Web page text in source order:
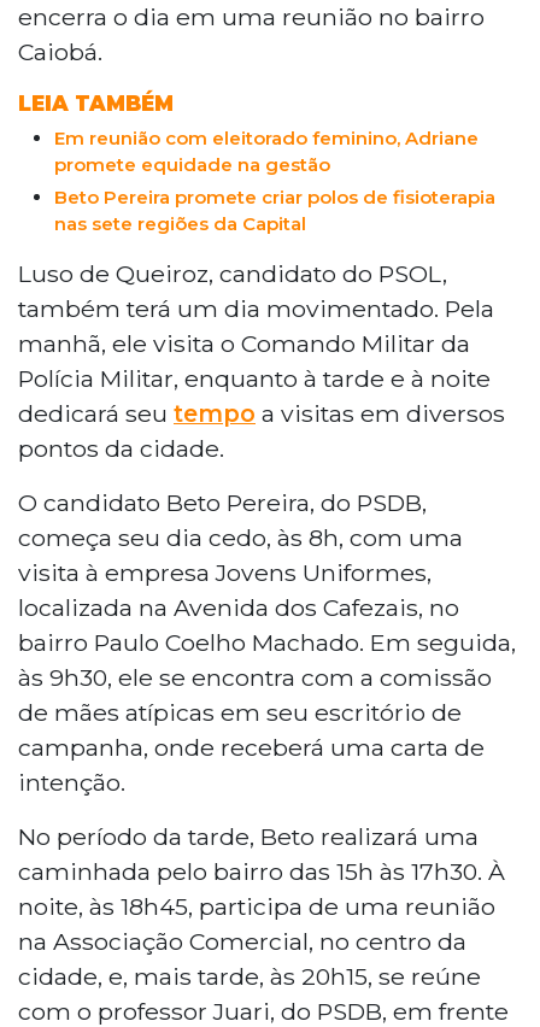
encerra o dia em uma reunião no bairro
Caiobá.
LEIA TAMBÉM
Em reunião com eleitorado feminino, Adriane
promete equidade na gestão
Beto Pereira promete criar polos de fisioterapia
nas sete regiões da Capital
Luso de Queiroz, candidato do PSOL,
também terá um dia movimentado. Pela
manhã, ele visita o Comando Militar da
Polícia Militar, enquanto à tarde e à noite
dedicará seu tempo a visitas em diversos
pontos da cidade.
O candidato Beto Pereira, do PSDB,
começa seu dia cedo, às 8h, com uma
visita à empresa Jovens Uniformes,
localizada na Avenida dos Cafezais, no
bairro Paulo Coelho Machado. Em seguida,
às 9h30, ele se encontra com a comissão
de mães atípicas em seu escritório de
campanha, onde receberá uma carta de
intenção.
No período da tarde, Beto realizará uma
caminhada pelo bairro das 15h às 17h30. À
noite, às 18h45, participa de uma reunião
na Associação Comercial, no centro da
cidade, e, mais tarde, às 20h15, se reúne
com o professor Juari, do PSDB, em frente